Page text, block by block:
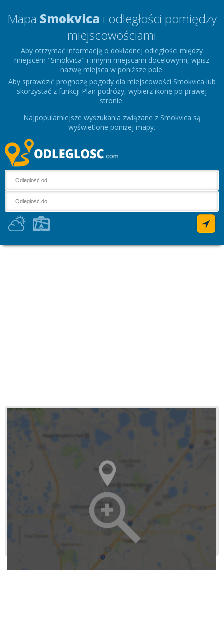
Mapa Smokvica i odległości pomiędzy
miejscowościami
Aby otrzymać informację o dokładnej odległości między
miejscem "Smokvica" i innymi miejscami docelowymi, wpisz
nazwę miejsca w poniższe pole.
Aby sprawdzić prognozę pogody dla miejscowości Smokvica lub
skorzystać z funkcji Plan podróży, wybierz ikonę po prawej
stronie.
Najpopularniejsze wyszukania związane z Smokvica są
wyświetlone poniżej mapy.